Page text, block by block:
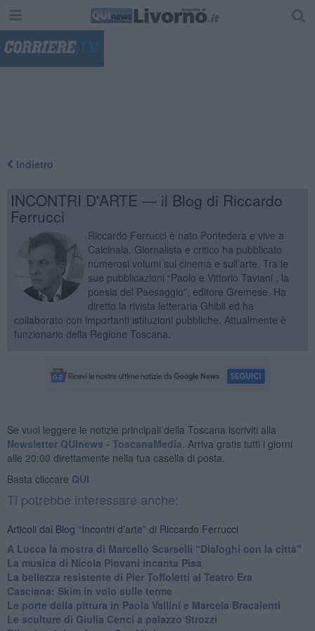
Indietro
INCONTRI D'ARTE — il Blog di Riccardo
Ferrucci
Riccardo Ferrucci è nato Pontedera e vive a
Calcinaia. Giornalista e critico ha pubblicato
numerosi volumi sul cinema e sull’arte. Tra le
sue pubblicazioni “Paolo e Vittorio Taviani , la
poesia del Paesaggio”, editore Gremese. Ha
diretto la rivista letteraria Ghibli ed ha
collaborato con importanti istituzioni pubbliche. Attualmente è
funzionario della Regione Toscana.
Se vuoi leggere le notizie principali della Toscana iscriviti alla
Newsletter QUInews - ToscanaMedia. Arriva gratis tutti i giorni
alle 20:00 direttamente nella tua casella di posta.
Basta cliccare QUI
Ti potrebbe interessare anche:
Articoli dal Blog “Incontri d'arte” di Riccardo Ferrucci
A Lucca la mostra di Marcello Scarselli “Dialoghi con la città"
​La musica di Nicola Piovani incanta Pisa
​La bellezza resistente di Pier Toffoletti al Teatro Era
​Casciana: Skim in volo sulle terme
​Le porte della pittura in Paola Vallini e Marcela Bracalenti
​Le sculture di Giulia Cenci a palazzo Strozzi